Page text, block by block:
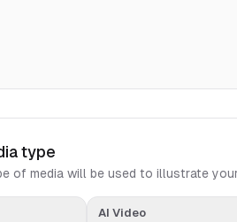
type
of media will be used to illustrate
AI Video